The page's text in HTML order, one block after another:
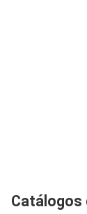
Catálogos